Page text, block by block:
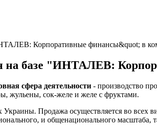
Корпоративные финансы&quot; в
на базе "ИНТАЛЕВ:
сфера деятельности - производство
жульены, сок-желе и желе с фруктами.
Продажа осуществляется во всех
и общенационального